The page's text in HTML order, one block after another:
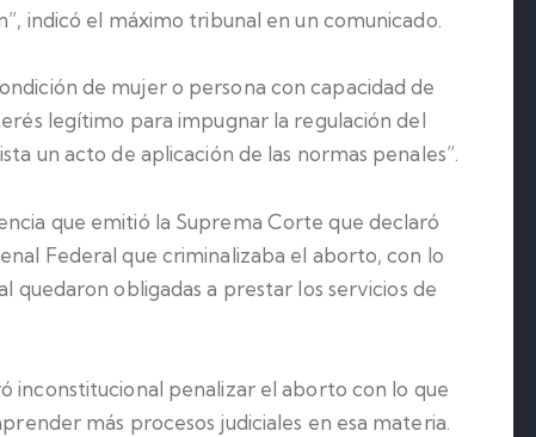
indicó el máximo tribunal en un comunicado.
de mujer o persona con capacidad de
legítimo para impugnar la regulación del
un acto de aplicación de las normas penales”.
que emitió la Suprema Corte que declaró
Federal que criminalizaba el aborto, con lo
quedaron obligadas a prestar los servicios de
inconstitucional penalizar el aborto con lo que
más procesos judiciales en esa materia.